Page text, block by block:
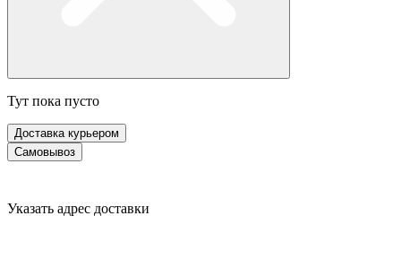
Тут пока пусто
Доставка курьером
Самовывоз
Указать адрес доставки